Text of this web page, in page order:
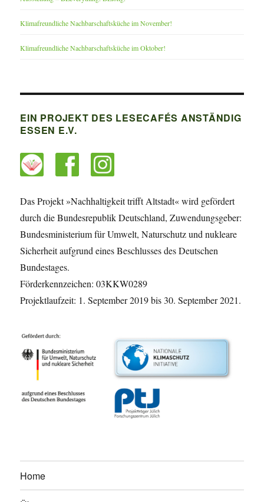
Klimafreundliche Nachbarschaftsküche im November!
Klimafreundliche Nachbarschaftsküche im Oktober!
EIN PROJEKT DES LESECAFÉS ANSTÄNDIG
ESSEN E.V.
Das Projekt »Nachhaltigkeit trifft Altstadt« wird gefördert
durch die Bundesrepublik Deutschland, Zuwendungsgeber:
Bundesministerium für Umwelt, Naturschutz und nukleare
Sicherheit aufgrund eines Beschlusses des Deutschen
Bundestages.
Förderkennzeichen: 03KKW0289
Projektlaufzeit: 1. September 2019 bis 30. September 2021.
Home